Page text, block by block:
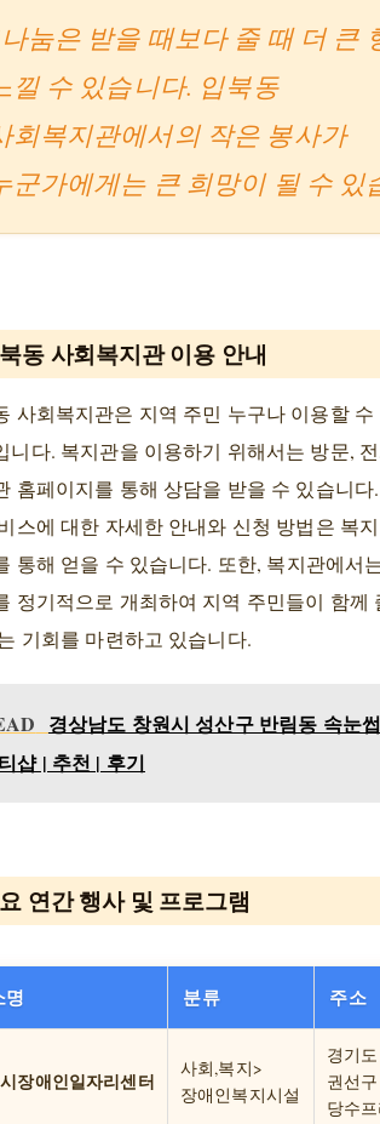
눔은 받을 때보다 줄 때 더 큰
낄 수 있습니다. 입북동
회복지관에서의 작은 봉사가
군가에게는 큰 희망이 될 수 있
동 사회복지관 이용 안내
사회복지관은 지역 주민 누구나 이용할
니다. 복지관을 이용하기 위해서는 방문,
홈페이지를 통해 상담을 받을 수 있습니
스에 대한 자세한 안내와 신청 방법은 복
통해 얻을 수 있습니다. 또한, 복지관에서
정기적으로 개최하여 지역 주민들이 함께
기회를 마련하고 있습니다.
경상남도 창원시 성산구 반림동 속눈
샵 | 추천 | 후기
연간 행사 및 프로그램
명 분류 주소
장애인일자리센터
사회,복지>
장애인복지시설
경기
권선
당수